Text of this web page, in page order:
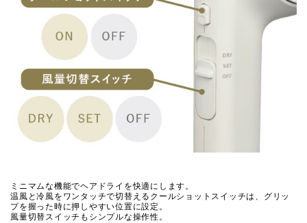
ミニマムな機能でヘアドライを快適にします。
温風と冷風をワンタッチで切替えるクールショットスイッチは、グリッ
プを握った時に押しやすい位置に設定。
風量切替スイッチもシンプルな操作性。